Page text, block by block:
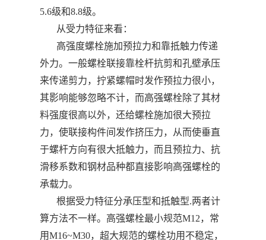
5.6级和8.8级。
从受力特征来看：
高强度螺栓施加预拉力和靠抵触力传递
外力。一般螺栓联接靠栓杆抗剪和孔壁承压
来传递剪力，拧紧螺帽时发作预拉力很小，
其影响能够忽略不计，而高强螺栓除了其材
料强度很高以外，还给螺栓施加很大预拉
力，使联接构件间发作挤压力，从而使垂直
于螺杆方向有很大抵触力，而且预拉力、抗
滑移系数和钢材品种都直接影响高强螺栓的
承载力。
根据受力特征分承压型和抵触型.两者计
算方法不一样。高强螺栓最小规范M12，常
用M16~M30，超大规范的螺栓功用不稳定，